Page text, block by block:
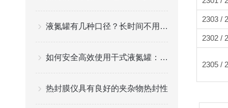
液氮罐有几种口径？长时间不用怎么清理？
如何安全高效使用干式液氮罐：实践与建议
热封膜仪具有良好的夹杂物热封性
2303 /
2302 /
2305 /